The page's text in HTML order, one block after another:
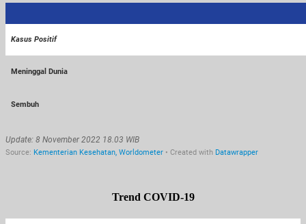
Trend COVID-19